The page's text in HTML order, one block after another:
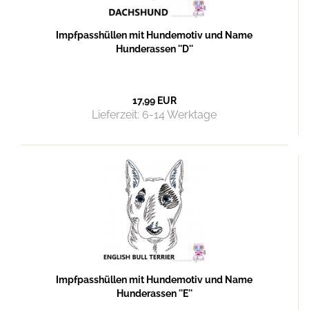
Impfpasshüllen mit Hundemotiv und Name
Hunderassen ''D''
17,99 EUR
Lieferzeit: 6-14 Werktage
Impfpasshüllen mit Hundemotiv und Name
Hunderassen ''E''